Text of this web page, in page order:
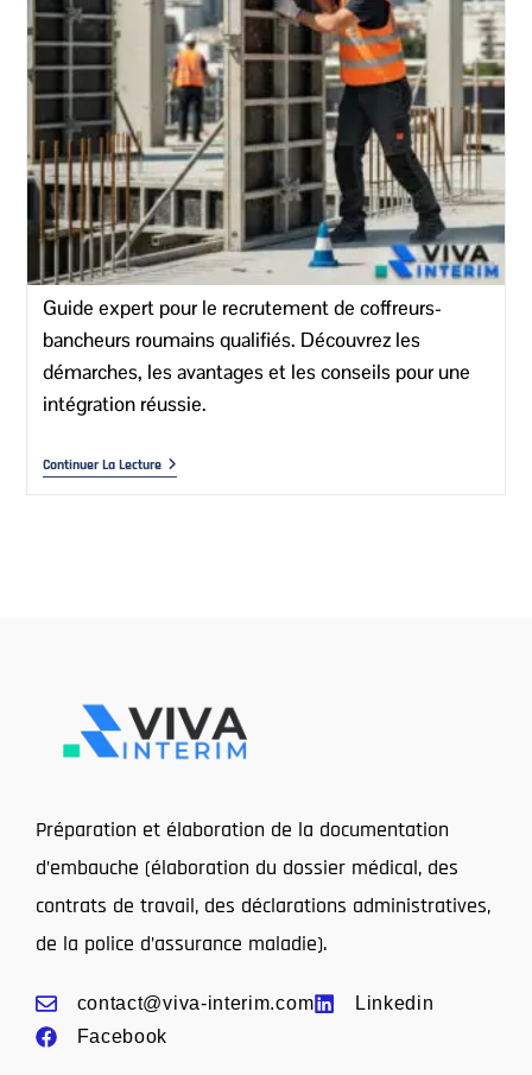
Guide expert pour le recrutement de coffreurs-
bancheurs roumains qualifiés. Découvrez les
démarches, les avantages et les conseils pour une
intégration réussie.
Continuer La Lecture
Préparation et élaboration de la documentation
d’embauche (élaboration du dossier médical, des
contrats de travail, des déclarations administratives,
de la police d’assurance maladie).
contact@viva-interim.com
Linkedin
Facebook